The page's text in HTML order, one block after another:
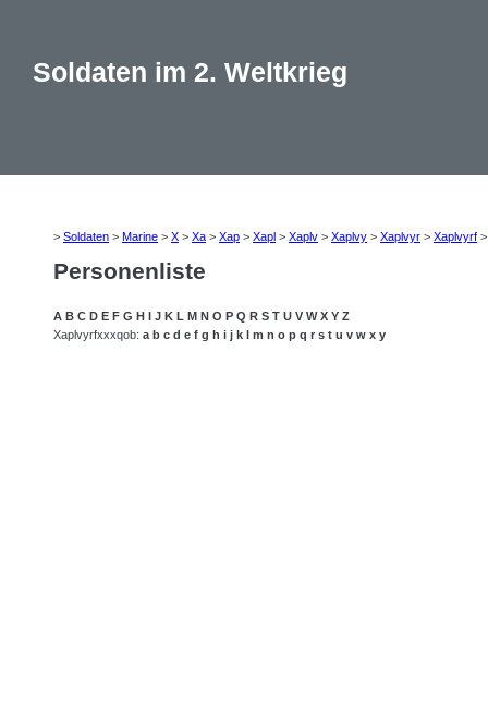
Soldaten im 2. Weltkrieg
> Soldaten > Marine > X > Xa > Xap > Xapl > Xaplv > Xaplvy > Xaplvyr > Xaplvyrf
Personenliste
A B C D E F G H I J K L M N O P Q R S T U V W X Y Z
Xaplvyrfxxxqob: a b c d e f g h i j k l m n o p q r s t u v w x y